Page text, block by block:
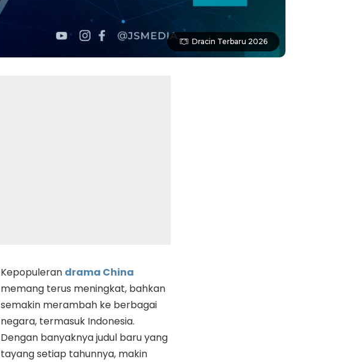
Dracin Terbaru 2026
Kepopuleran drama China
memang terus meningkat, bahkan
semakin merambah ke berbagai
negara, termasuk Indonesia.
Dengan banyaknya judul baru yang
tayang setiap tahunnya, makin